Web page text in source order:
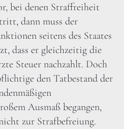
bei denen Straffreiheit
dann muss der
seitens des Staates
dass er gleichzeitig die
Steuer nachzahlt. Doch
den Tatbestand der
Ausmaß begangen,
zur Strafbefreiung.